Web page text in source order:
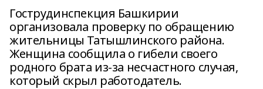
Гострудинспекция Башкирии
организовала проверку по обращению
жительницы Татышлинского района.
Женщина сообщила о гибели своего
родного брата из-за несчастного случая,
который скрыл работодатель.